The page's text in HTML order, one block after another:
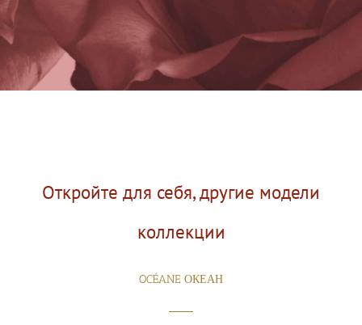
Откройте для себя, другие модели
коллекции
OCÉANE ОКЕАН